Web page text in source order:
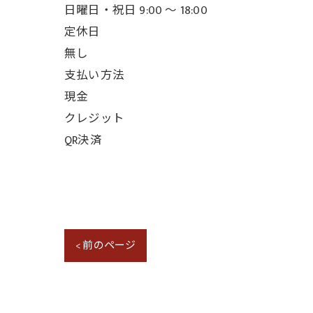
日曜日・祝日 9:00 ～ 18:00
定休日
無し
支払い方法
現金
クレジット
QR決済
< 前のページ